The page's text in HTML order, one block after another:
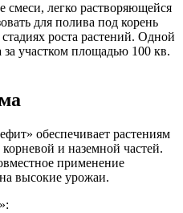
легко растворяющейся
для полива под корень
роста растений. Одной
за участком площадью 100 кв.
обеспечивает растениям
и наземной частей.
применение
высокие урожаи.